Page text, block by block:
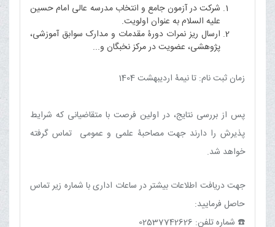
شرکت در آزمون جامع و انتخاب مدرسه عالی امام حسین
علیه السلام به عنوان اولویت.
ارسال ریز نمرات دورۀ مقدمات و مدارک سوابق آموزشی،
پژوهشی، عضویت در مرکز نخبگان و...
زمان ثبت نام: تا نیمۀ اردیبهشت 1404
پس از بررسی نتایج، در اولین فرصت با متقاضیانی که شرایط
پذیرش را دارند جهت مصاحبۀ علمی و عمومی تماس گرفته
خواهد شد.
جهت دریافت اطلاعات بیشتر در ساعات اداری با شماره زیر تماس
حاصل فرمایید:
☎️ شماره تلفن: 02537742626